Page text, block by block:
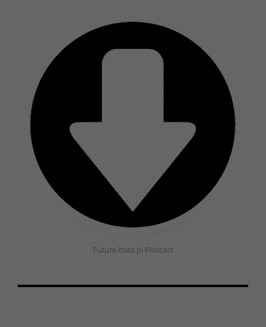
Future-bass.pl Podcast